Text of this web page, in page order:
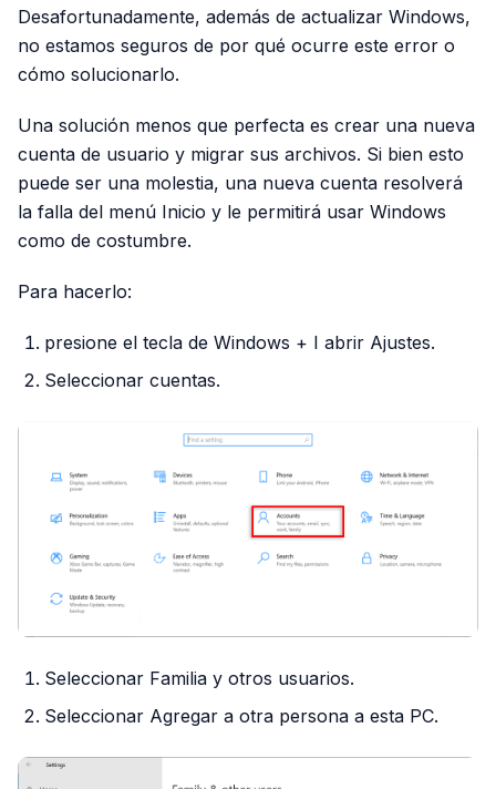
Desafortunadamente, además de actualizar Windows,
no estamos seguros de por qué ocurre este error o
cómo solucionarlo.
Una solución menos que perfecta es crear una nueva
cuenta de usuario y migrar sus archivos. Si bien esto
puede ser una molestia, una nueva cuenta resolverá
la falla del menú Inicio y le permitirá usar Windows
como de costumbre.
Para hacerlo:
presione el tecla de Windows + I abrir Ajustes.
Seleccionar cuentas.
Seleccionar Familia y otros usuarios.
Seleccionar Agregar a otra persona a esta PC.